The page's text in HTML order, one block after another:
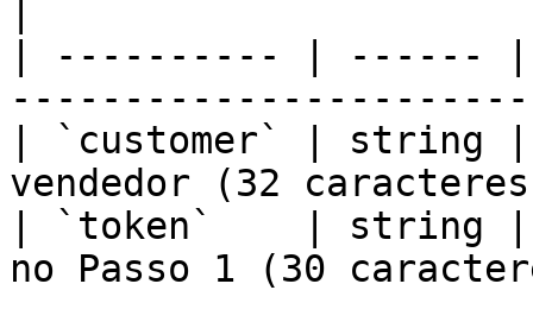
| ---------- | ------
| `customer` |
vendedor (32
| `token`    | string |
no Passo 1 (30